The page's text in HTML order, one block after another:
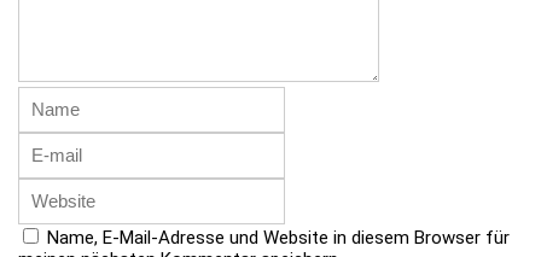
Name, E-Mail-Adresse und Website in diesem Browser für